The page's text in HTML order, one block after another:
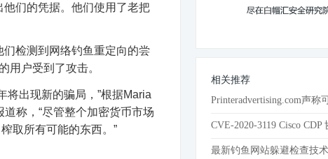
们的凭据。 他们使用了老把
检测到网络钓鱼重定向的尝
用户受到了攻击。
将出现新的骗局，”根据Maria
称， “尽管整个加密货币市场
取所有可能的东西。”
相关推荐
Printeradvertising.com声称
CVE-2020-3119 Cisco CDP
最新钓鱼网站躲避检查技